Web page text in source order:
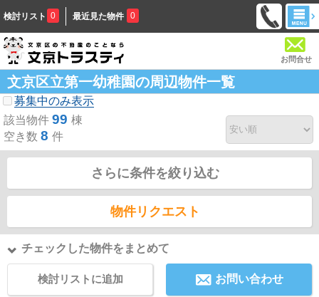
検討リスト 0 最近見た物件 0
お問合せ
文京区立第一幼稚園の周辺物件一覧
募集中のみ表示
該当物件 99 棟
空き数 8 件
さらに条件を絞り込む
物件リクエスト
チェックした物件をまとめて
検討リストに追加 お問い合わせ